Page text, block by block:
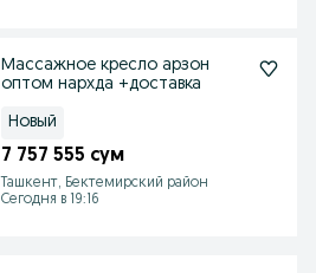
Массажное кресло арзон
оптом нархда +доставка
Новый
7 757 555 сум
Ташкент, Бектемирский район
Сегодня в 19:16